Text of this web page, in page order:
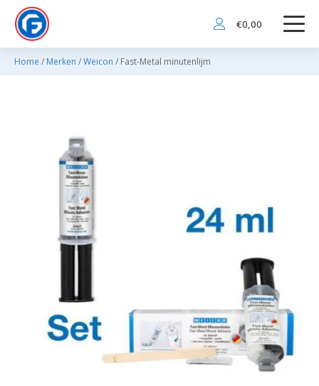
€0,00
Home / Merken /Weicon / Fast-Metal minutenlijm